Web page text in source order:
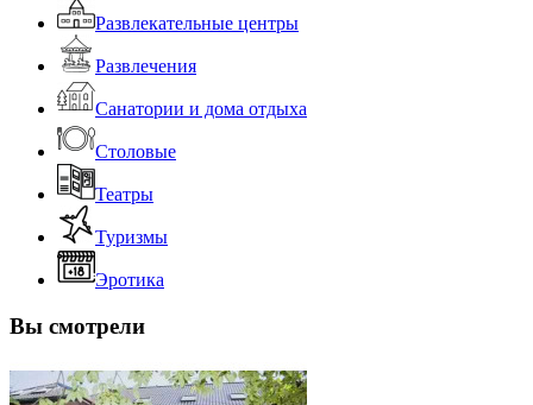
Развлекательные центры
Развлечения
Санатории и дома отдыха
Столовые
Театры
Туризмы
Эротика
Вы смотрели